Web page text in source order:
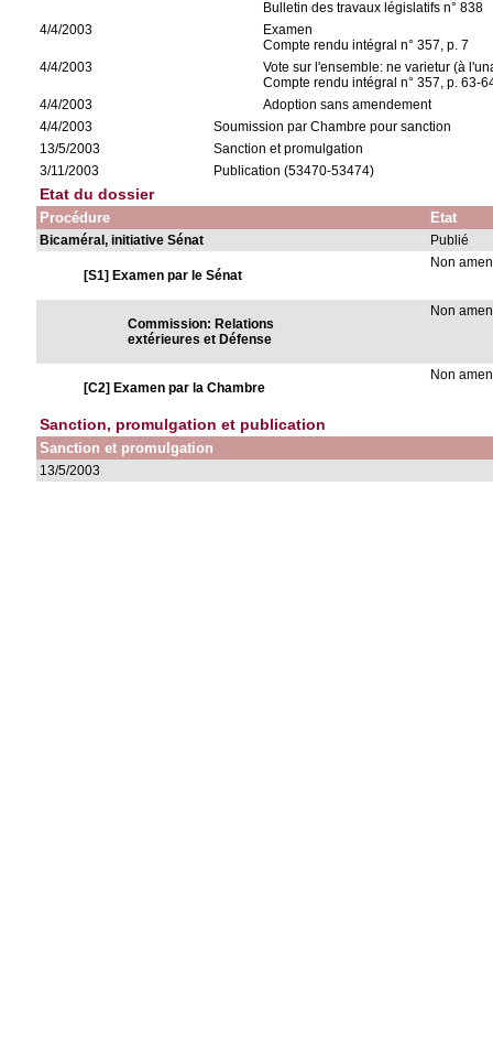
Bulletin des travaux législatifs n° 838
4/4/2003
Examen
Compte rendu intégral n° 357, p. 7
4/4/2003
Vote sur l'ensemble: ne varietur (à
Compte rendu intégral n° 357, p. 63-
4/4/2003
Adoption sans amendement
4/4/2003
Soumission par Chambre pour sanction
13/5/2003
Sanction et promulgation
3/11/2003
Publication (53470-53474)
Etat du dossier
Procédure Etat
Bicaméral, initiative Sénat Publié
[S1] Examen par le Sénat
Non
Commission: Relations
extérieures et Défense
Non
[C2] Examen par la Chambre
Non
Sanction, promulgation et publication
Sanction et promulgation
13/5/2003